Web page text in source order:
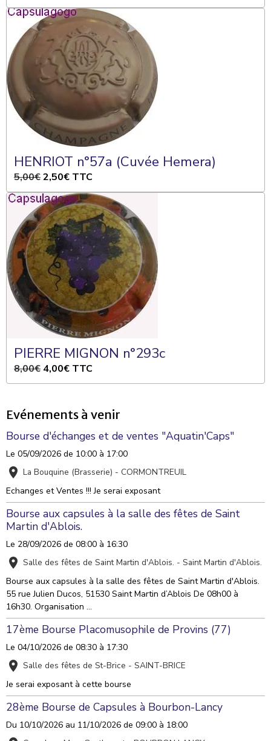
HENRIOT n°57a (Cuvée Hemera)
5,00€2,50€ TTC
PIERRE MIGNON n°293c
8,00€ 4,00€ TTC
Evénements à venir
Bourse d'échanges et de ventes "Aquatin'Caps"
Le 05/09/2026 de 10:00 à 17:00
La Bouquine (Brasserie) - CORMONTREUIL
Echanges et Ventes !!! Je serai exposant
Bourse aux capsules à la salle des fêtes de Saint
Martin d'Ablois.
Le 28/09/2026 de 08:00 à 16:30
Salle des fêtes de Saint Martin d'Ablois. - Saint Martin d'Ablois.
Bourse aux capsules à la salle des fêtes de Saint Martin d'Ablois.
55 rue Julien Ducos, 51530 Saint Martin d’Ablois De 08h00 à
16h30. Organisation ...
17ème Bourse Placomusophile de Provins (77)
Le 04/10/2026 de 08:30 à 17:30
Salle des fêtes de St-Brice - SAINT-BRICE
Je serai exposant à cette bourse
28ème Bourse de Capsules à Bourbon-Lancy
Du 10/10/2026 au 11/10/2026 de 09:00 à 18:00